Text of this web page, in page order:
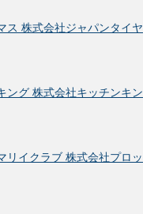
株式会社ジャパンタイヤ
ング 株式会社キッチンキン
リイクラブ 株式会社プロッ